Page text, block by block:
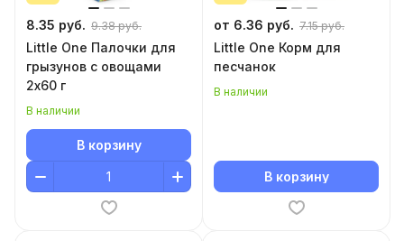
8.35 руб. 9.38 руб.
Little One Палочки для
грызунов с овощами
2х60 г
В наличии
В корзину
от 6.36 руб. 7.15 руб.
Little One Корм для
песчанок
В наличии
В корзину